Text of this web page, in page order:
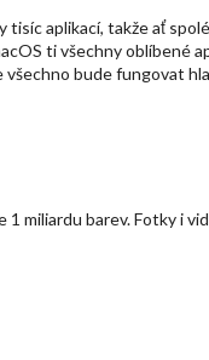
tisíc aplikací, takže ať
ti všechny oblíbené
všechno bude fungovat
miliardu barev. Fotky i